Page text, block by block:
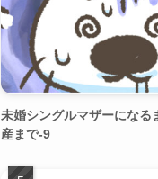
未婚シングルマザーになる
産まで-9